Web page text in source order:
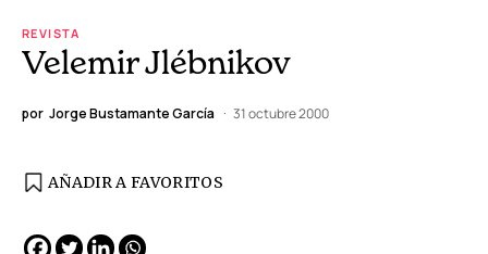
REVISTA
Velemir Jlébnikov
por Jorge Bustamante García 31 octubre 2000
AÑADIR A FAVORITOS